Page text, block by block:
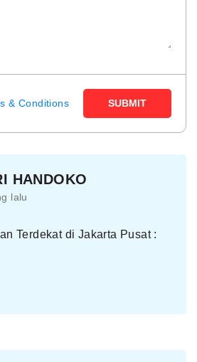
& Conditions SUBMIT
HANDOKO
lalu
Terdekat di Jakarta Pusat :